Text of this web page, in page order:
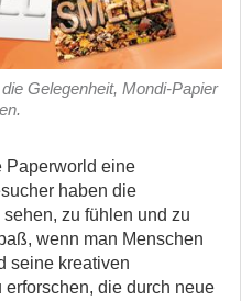
Gelegenheit, Mondi-Papier
Paperworld eine
haben die
zu fühlen und zu
wenn man Menschen
seine kreativen
die durch neue